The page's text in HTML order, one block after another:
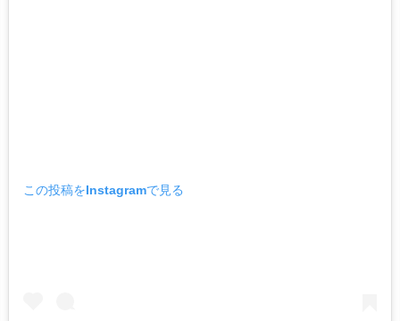
この投稿をInstagramで見る